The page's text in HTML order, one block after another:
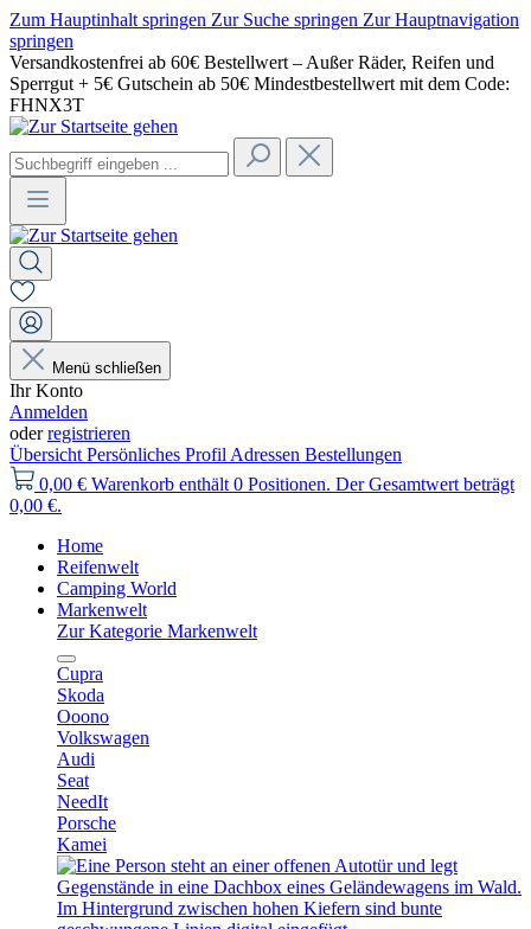
Zum Hauptinhalt springen Zur Suche springen Zur Hauptnavigation
springen
Versandkostenfrei ab 60€ Bestellwert – Außer Räder, Reifen und
Sperrgut + 5€ Gutschein ab 50€ Mindestbestellwert mit dem Code:
FHNX3T
Menü schließen
Ihr Konto
Anmelden
oderregistrieren
Übersicht Persönliches Profil Adressen Bestellungen
0,00 € Warenkorb enthält 0 Positionen. Der Gesamtwert beträgt
0,00 €.
Home
Reifenwelt
Camping World
Markenwelt
Zur Kategorie Markenwelt
Cupra
Skoda
Ooono
Volkswagen
Audi
Seat
NeedIt
Porsche
Kamei